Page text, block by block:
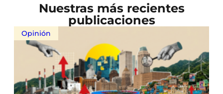
Nuestras más recientes
publicaciones
Opinión